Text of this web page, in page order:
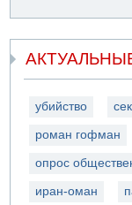
убийство
роман гофман
опрос
иран-оман